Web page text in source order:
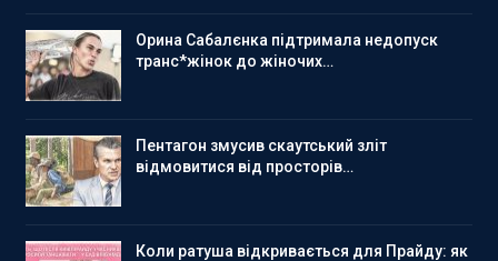
Орина Сабалєнка підтримала недопуск
транс*жінок до жіночих…
Пентагон змусив скаутський зліт
відмовитися від просторів…
Коли ратуша відкривається для Прайду: як